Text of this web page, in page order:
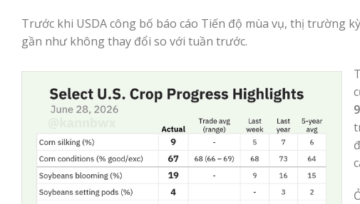
Trước khi USDA công bố báo cáo Tiến độ mùa vụ, thị trường
gần như không thay đổi so với tuần trước.